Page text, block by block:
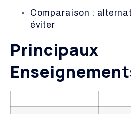
Comparaison :
éviter
Principaux